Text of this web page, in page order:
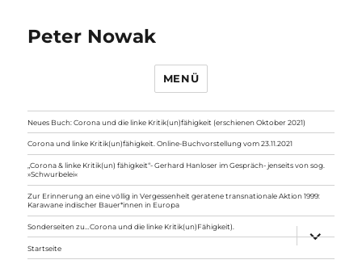
Peter Nowak
MENÜ
Neues Buch: Corona und die linke Kritik(un)fähigkeit (erschienen Oktober 2021)
Corona und linke Kritik(un)fähigkeit. Online-Buchvorstellung vom 23.11.2021
„Corona & linke Kritik(un) fähigkeit“- Gerhard Hanloser im Gespräch- jenseits von sog.
»Schwurbelei«
Zur Erinnerung an eine völlig in Vergessenheit geratene transnationale Aktion 1999:
Karawane indischer Bauer*innen in Europa
Sonderseiten zu…Corona und die linke Kritik(un)Fähigkeit).
anzeigen
Startseite